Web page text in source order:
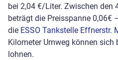
bei 2,04 €/Liter. Zwischen den
beträgt die Preisspanne 0,06€
die ESSO Tankstelle Effnerstr.
Kilometer Umweg können sich
lohnen.